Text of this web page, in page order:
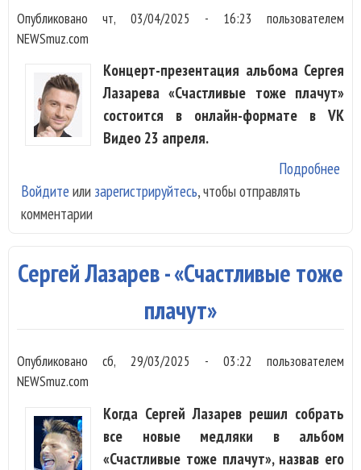
Опубликованочт, 03/04/2025 - 16:23 пользователем
NEWSmuz.com
Концерт-презентация альбома Сергея
Лазарева «Счастливые тоже плачут»
состоится в онлайн-формате в VK
Видео 23 апреля.
Подробнее
Войдите или зарегистрируйтесь, чтобы отправлять
комментарии
Сергей Лазарев - «Счастливые тоже
плачут»
Опубликованосб, 29/03/2025 - 03:22 пользователем
NEWSmuz.com
Когда Сергей Лазарев решил собрать
все новые медляки в альбом
«Счастливые тоже плачут», назвав его